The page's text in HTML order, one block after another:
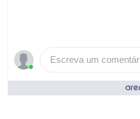
Escreva um
Pessoas que curtiram ()